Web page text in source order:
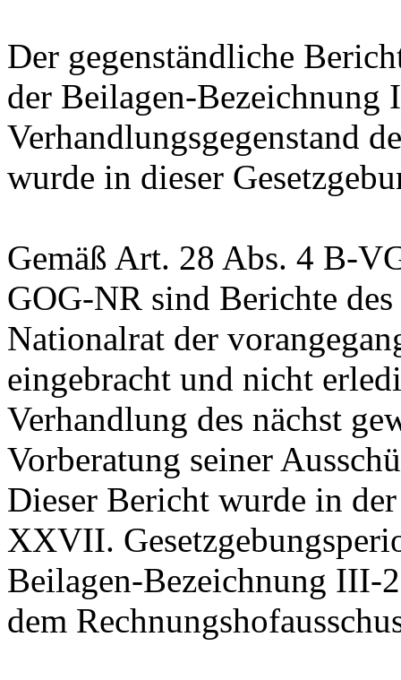
Der gegenständliche
der Beilagen-
Verhandlungsgegenstand
wurde in dieser
Gemäß Art. 28 Abs. 4 B-
GOG-NR sind Berichte
Nationalrat der
eingebracht und nicht
Verhandlung des nächst
Vorberatung seiner
Dieser Bericht wurde in
XXVII.
Beilagen-Bezeichnung
dem